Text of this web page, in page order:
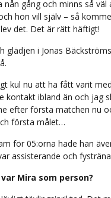
nån gång och minns så
hon vill själv – så
det. Det är rätt häftigt!
glädjen i Jonas
kul nu att ha fått varit
kontakt ibland än och jag
efter första matchen nu
första målet…
för 05:orna hade han
assisterande och
Mira som person?